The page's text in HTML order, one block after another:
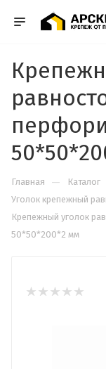
Главная — Каталог
Уголок крепежный
Крепежный уголок
50*50*200*2 мм